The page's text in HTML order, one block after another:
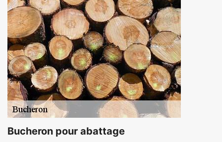
Bucheron pour abattage